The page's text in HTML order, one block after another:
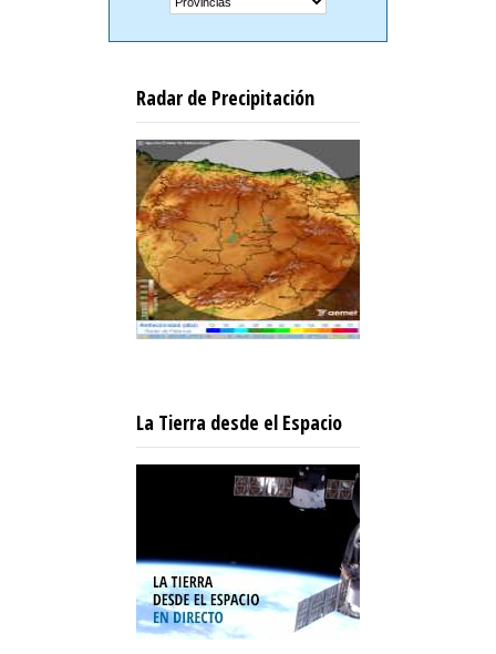
Radar de Precipitación
La Tierra desde el Espacio